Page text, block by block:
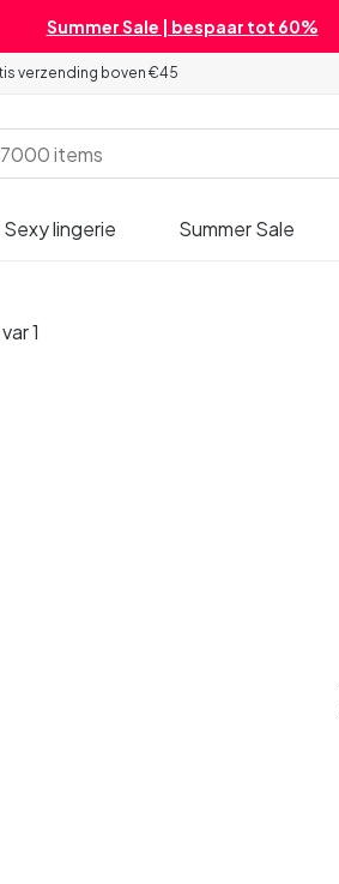
Summer Sale | bespaar tot 60%
verzending boven €45
Sexy lingerie Summer Sale